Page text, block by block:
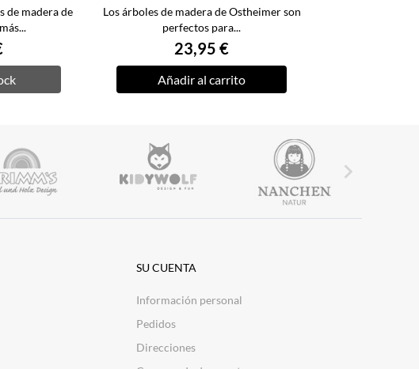
de madera de
Los árboles de madera de Ostheimer son
perfectos para...
23,95 €
Añadir al carrito

SU CUENTA
Información personal
Pedidos
Direcciones